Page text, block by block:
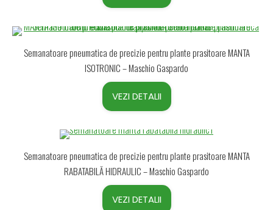
Semanatoare pneumatica de precizie pentru plante prasitoare MANTA
ISOTRONIC – Maschio Gaspardo
VEZI DETALII
Semanatoare pneumatica de precizie pentru plante prasitoare MANTA
RABATABILĂ HIDRAULIC – Maschio Gaspardo
VEZI DETALII